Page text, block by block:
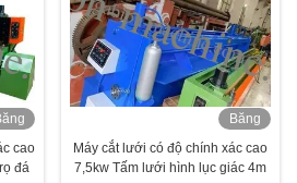
cao
đá
Băng
hình
Máy cắt lưới có độ chính xác cao
7,5kw Tấm lưới hình lục giác 4m